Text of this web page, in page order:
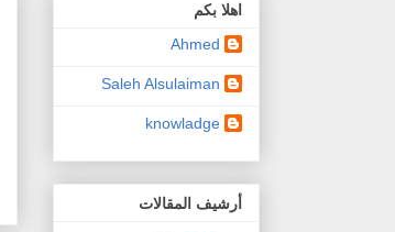
اهلا بكم
Ahmed
Saleh Alsulaiman
knowladge
أرشيف المقالات